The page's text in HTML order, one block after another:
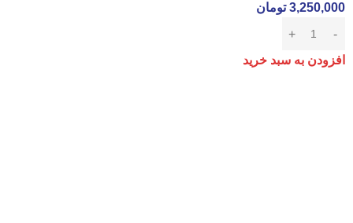
3,250,000 تومان
افزودن به سبد خرید